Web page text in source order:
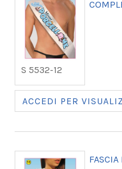
S 5532-12
ACCEDI PER